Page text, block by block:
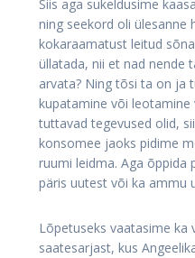
Siis aga sukeldusime
ning seekord oli ülesanne
kokaraamatust leitud
üllatada, nii et nad nende
arvata? Ning tõsi ta on ja
kupatamine või
tuttavad tegevused olid,
konsomee jaoks pidime
ruumi leidma. Aga õppida
päris uutest või ka ammu
Lõpetuseks vaatasime ka
saatesarjast, kus